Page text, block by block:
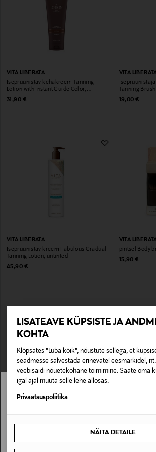
LISATEAVE KÜPSISTE JA
KOHTA
Klõpsates "Luba kõik", nõustute sellega, et
seadmesse salvestada erinevatel eesmärkidel,
veebisaidi nõuetekohane toimimine. Saate oma
igal ajal muuta selle lehe allosas.
Privaatsuspoliitika
NÄITA DETAILE
VITA LIBERATA
Isepruunistav kehakreem Tanning
Lotion with Instant Guide Color,
Medium
Original Price
31,90 €
VITA
Tanning Brush
Original Price
19,00 €
VITA LIBERATA
Isepruunistav kreem Fabulous Gradual
Tanning Lotion, untinted
Original Price
45,90 €
VITA
pintsel Body
Original Price
15,90 €
Anti-Age Face Serum
30ml
Original Price
37,90 €
Stockmann pole Sinu riigis
SAAN ARU